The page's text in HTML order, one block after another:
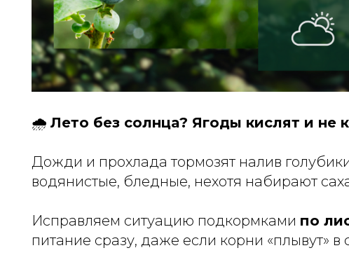
🌧️ Лето без солнца? Ягоды кислят и не
Дожди и прохлада тормозят налив
водянистые, бледные, нехотя набирают
Исправляем ситуацию подкормками по
питание сразу, даже если корни «плывут» в